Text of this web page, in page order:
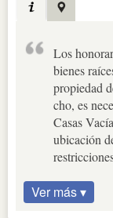
Los
bienes
propiedad
cho, es
Casas
ubicación
Ver más ▾